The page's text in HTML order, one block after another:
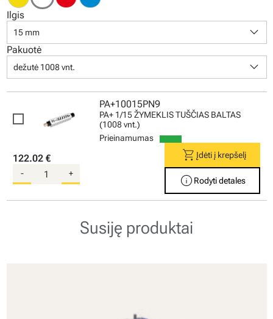
Ilgis
15 mm keyboard_arrow_down
Pakuotė
dežutė 1008 vnt. keyboard_arrow_down
PA+10015PN9
PA+ 1/15 ŽYMEKLIS TUŠČIAS BALTAS
(1008 vnt.)
Prieinamumas
122.02 €
- +
shopping_cartĮdėti į krepšelį
info Rodyti detales
Susiję produktai